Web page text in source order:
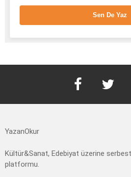
Sen De Yaz
YazanOkur
Kültür&Sanat, Edebiyat üzerine
platformu.